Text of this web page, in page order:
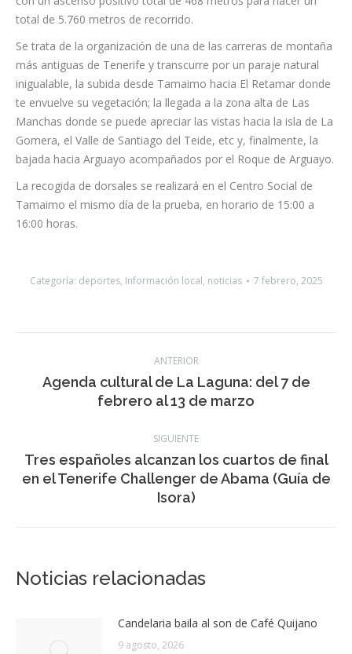
Gomera, el Valle de Santiago del Teide, etc y, finalmente, la
bajada hacia Arguayo acompañados por el Roque de Arguayo.
La recogida de dorsales se realizará en el Centro Social de
Tamaimo el mismo día de la prueba, en horario de 15:00 a
16:00 horas.
Categoría:deportes,Información local,noticias 7 febrero, 2025
Navegación
publicaciones
anterior:
siguiente:
Isora)
Noticias relacionadas
Candelaria baila al son de Café Quijano
Santa Cruz supera los 10.600 contratos y
julio
9 agosto, 2026